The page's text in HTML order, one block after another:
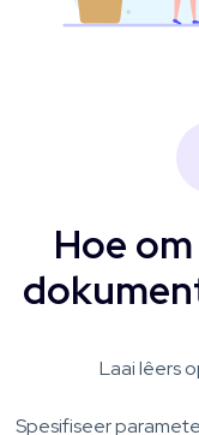
Hoe
Laai lêers
Spesifiseer